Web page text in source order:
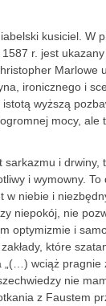
kusiciel. W
r. jest
Marlowe
ironicznego i
wyższą
mocy, ale
sarkazmu i drwiny,
i wymowny. To
w niebie i
niepokój, nie
optymizmie i
które
„(…) wciąż pragnie
nie
z Faustem